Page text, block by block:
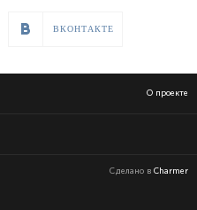
ВКОНТАКТЕ
О проекте
Сделано в Charmer